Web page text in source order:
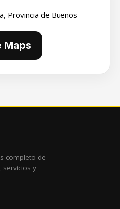
Provincia de Buenos
Maps
completo de
servicios y